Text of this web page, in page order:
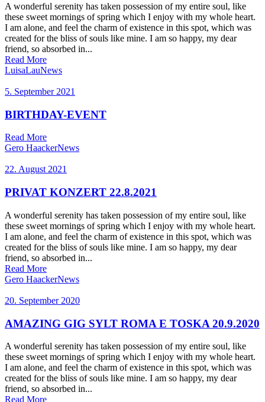
A wonderful serenity has taken possession of my entire soul, like
these sweet mornings of spring which I enjoy with my whole heart.
I am alone, and feel the charm of existence in this spot, which was
created for the bliss of souls like mine. I am so happy, my dear
friend, so absorbed in...
Read More
LuisaLauNews
5. September 2021
BIRTHDAY-EVENT
Read More
Gero HaackerNews
22. August 2021
PRIVAT KONZERT 22.8.2021
A wonderful serenity has taken possession of my entire soul, like
these sweet mornings of spring which I enjoy with my whole heart.
I am alone, and feel the charm of existence in this spot, which was
created for the bliss of souls like mine. I am so happy, my dear
friend, so absorbed in...
Read More
Gero HaackerNews
20. September 2020
AMAZING GIG SYLT ROMA E TOSKA 20.9.2020
A wonderful serenity has taken possession of my entire soul, like
these sweet mornings of spring which I enjoy with my whole heart.
I am alone, and feel the charm of existence in this spot, which was
created for the bliss of souls like mine. I am so happy, my dear
friend, so absorbed in...
Read More